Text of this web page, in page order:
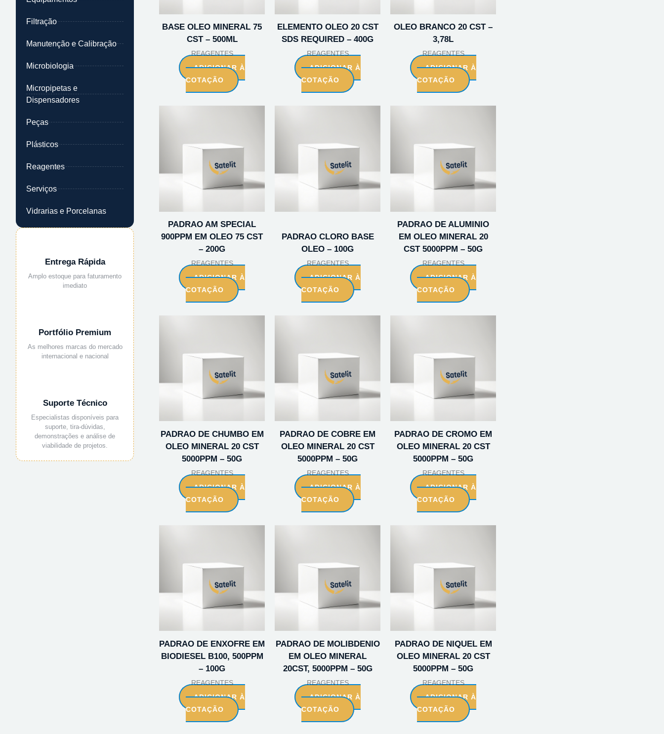
Filtração
Manutenção e Calibração
Microbiologia
Micropipetas e
Dispensadores
Peças
Plásticos
Reagentes
Serviços
Vidrarias e Porcelanas
Entrega Rápida
Amplo estoque para faturamento
imediato
Portfólio Premium
As melhores marcas do mercado
internacional e nacional
Suporte Técnico
Especialistas disponíveis para
suporte, tira-dúvidas,
demonstrações e análise de
viabilidade de projetos.
BASE OLEO MINERAL 75
CST – 500ML
REAGENTES
ADICIONAR À
COTAÇÃO
ELEMENTO OLEO 20 CST
SDS REQUIRED – 400G
REAGENTES
ADICIONAR À
COTAÇÃO
OLEO BRANCO 20 CST –
3,78L
REAGENTES
ADICIONAR À
COTAÇÃO
PADRAO AM SPECIAL
900PPM EM OLEO 75 CST
– 200G
REAGENTES
ADICIONAR À
COTAÇÃO
PADRAO CLORO BASE
OLEO – 100G
REAGENTES
ADICIONAR À
COTAÇÃO
PADRAO DE ALUMINIO
EM OLEO MINERAL 20
CST 5000PPM – 50G
REAGENTES
ADICIONAR À
COTAÇÃO
PADRAO DE CHUMBO EM
OLEO MINERAL 20 CST
5000PPM – 50G
REAGENTES
ADICIONAR À
COTAÇÃO
PADRAO DE COBRE EM
OLEO MINERAL 20 CST
5000PPM – 50G
REAGENTES
ADICIONAR À
COTAÇÃO
PADRAO DE CROMO EM
OLEO MINERAL 20 CST
5000PPM – 50G
REAGENTES
ADICIONAR À
COTAÇÃO
PADRAO DE ENXOFRE EM
BIODIESEL B100, 500PPM
– 100G
REAGENTES
ADICIONAR À
COTAÇÃO
PADRAO DE MOLIBDENIO
EM OLEO MINERAL
20CST, 5000PPM – 50G
REAGENTES
ADICIONAR À
COTAÇÃO
PADRAO DE NIQUEL EM
OLEO MINERAL 20 CST
5000PPM – 50G
REAGENTES
ADICIONAR À
COTAÇÃO